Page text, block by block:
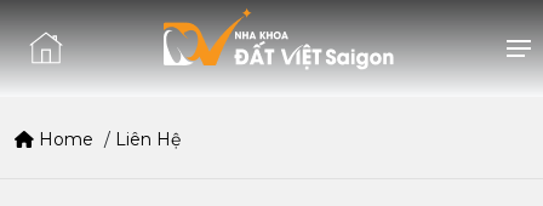
Home / Liên Hệ